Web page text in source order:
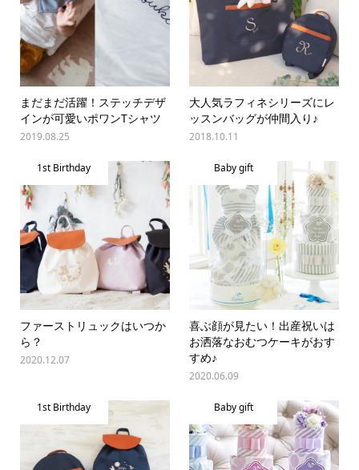
まだまだ活躍！ステッチデザ
インが可愛いポワンTシャツ
2019.08.25
大人気ラフィネシリーズにレ
ッスンバッグが仲間入り♪
2018.10.11
1st Birthday
ファーストリュックはいつか
ら？
2020.12.07
Baby gift
喜ぶ顔が見たい！出産祝いは
お洒落なおむつケーキがおす
すめ♪
2020.06.09
1st Birthday Baby gift